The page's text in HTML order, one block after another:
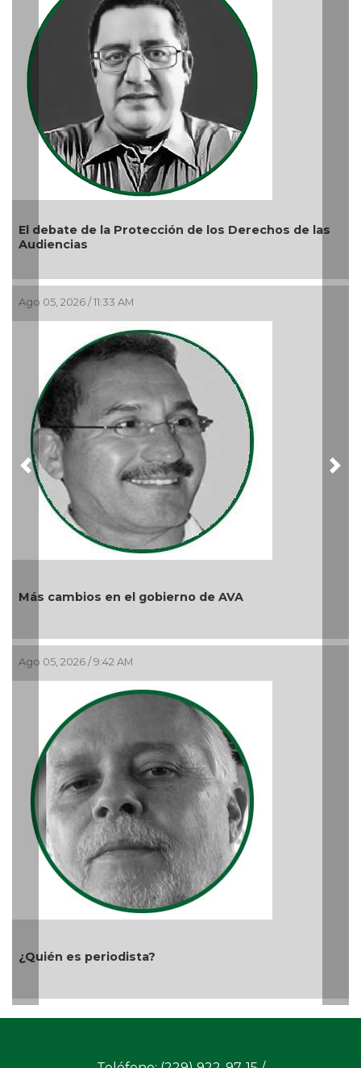
La devoción protege la doctrina y nos lleva a no
Ago 04, 2026 / 9:32 AM
Y... Si sí ?
Ago 03, 2026 / 8:49 PM